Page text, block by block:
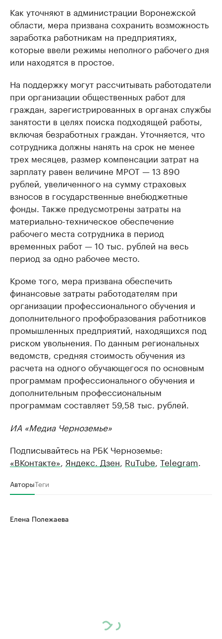
Как уточняют в администрации Воронежской
области, мера призвана сохранить возможность
заработка работникам на предприятиях,
которые ввели режимы неполного рабочего дня
или находятся в простое.
На поддержку могут рассчитывать работодатели
при организации общественных работ для
граждан, зарегистрированных в органах службы
занятости в целях поиска подходящей работы,
включая безработных граждан. Уточняется, что
сотрудника должны нанять на срок не менее
трех месяцев, размер компенсации затрат на
зарплату равен величине МРОТ — 13 890
рублей, увеличенного на сумму страховых
взносов в государственные внебюджетные
фонды. Также предусмотрены затраты на
материально-техническое обеспечение
рабочего места сотрудника в период
временных работ — 10 тыс. рублей на весь
период за одно рабочее место.
Кроме того, мера призвана обеспечить
финансовые затраты работодателям при
организации профессионального обучения и
дополнительного профобразования работников
промышленных предприятий, находящихся под
риском увольнения. По данным региональных
ведомств, средняя стоимость обучения из
расчета на одного обучающегося по основным
программам профессионального обучения и
дополнительным профессиональным
программам составляет 59,58 тыс. рублей.
ИА «Медиа Черноземье»
Подписывайтесь на РБК Черноземье:
«ВКонтакте» Яндекс. Дзен RuTube Telegram
АвторыТеги
Елена Полежаева